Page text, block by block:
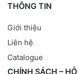
THÔNG TIN
Giới thiệu
Liên hệ
Catalogue
CHÍNH SÁCH –